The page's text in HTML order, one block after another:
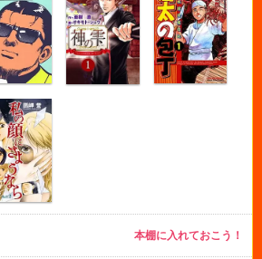
本棚に入れておこう！